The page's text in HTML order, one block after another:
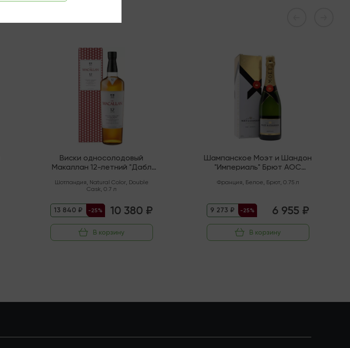
Виски односолодовый
Макаллан 12-летний "Дабл
Шотландия, Natural Color, Double
Cask, 0.7 л
13 840 ₽ -25% 10 380 ₽
В корзину
Шампанское Моэт и Шандон
"Империаль" Брют AOC
Франция, Белое, Брют, 0.75 л
9 273 ₽ -25% 6 955 ₽
В корзину